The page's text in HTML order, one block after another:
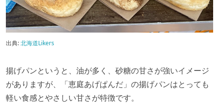
出典:北海道Likers
揚げパンというと、油が多く、砂糖の甘さが強いイメージ
がありますが、「恵庭あげぱんだ」の揚げパンはとっても
軽い食感とやさしい甘さが特徴です。